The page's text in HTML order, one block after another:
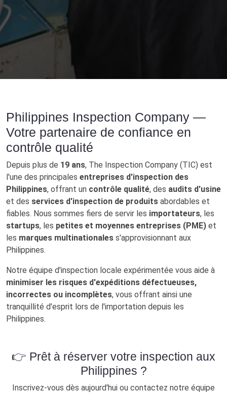
Philippines Inspection Company —
Votre partenaire de confiance en
contrôle qualité
Depuis plus de 19 ans, The Inspection Company (TIC) est
l'une des principales entreprises d'inspection des
Philippines, offrant un contrôle qualité, des audits d'usine
et des services d'inspection de produits abordables et
fiables. Nous sommes fiers de servir les importateurs, les
startups, les petites et moyennes entreprises (PME) et
les marques multinationales s'approvisionnant aux
Philippines.
Notre équipe d'inspection locale expérimentée vous aide à
minimiser les risques d'expéditions défectueuses,
incorrectes ou incomplètes, vous offrant ainsi une
tranquillité d'esprit lors de l'importation depuis les
Philippines.
👉 Prêt à réserver votre inspection aux
Philippines ?
Inscrivez-vous dès aujourd'hui ou contactez notre équipe